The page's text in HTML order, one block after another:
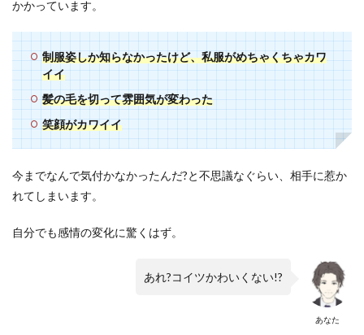
かかっています。
制服姿しか知らなかったけど、私服がめちゃくちゃカワ
イイ
髪の毛を切って雰囲気が変わった
笑顔がカワイイ
今までなんで気付かなかったんだ?と不思議なぐらい、相手に惹か
れてしまいます。
自分でも感情の変化に驚くはず。
あなた
あれ?コイツかわいくない!?